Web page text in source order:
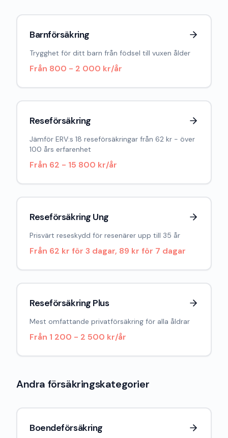
Barnförsäkring
Trygghet för ditt barn från födsel till vuxen ålder
Från 800 - 2 000 kr/år
Reseförsäkring
Jämför ERV:s 18 reseförsäkringar från 62 kr - över
100 års erfarenhet
Från 62 - 15 800 kr/år
Reseförsäkring Ung
Prisvärt reseskydd för resenärer upp till 35 år
Från 62 kr för 3 dagar, 89 kr för 7 dagar
Reseförsäkring Plus
Mest omfattande privatförsäkring för alla åldrar
Från 1 200 - 2 500 kr/år
Andra försäkringskategorier
Boendeförsäkring